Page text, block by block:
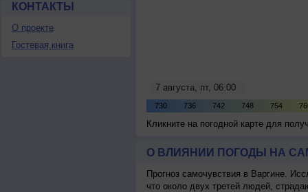
КОНТАКТЫ
О проекте
Гостевая книга
Кликните на погодной карте для
О ВЛИЯНИИ ПОГОДЫ НА
Прогноз самочувствия в Варгине.
что около двух третей людей,